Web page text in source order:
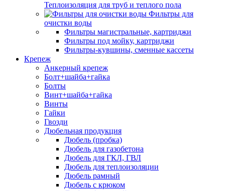
Теплоизоляция для труб и теплого пола
Фильтры для
очистки воды
Фильтры магистральные, картриджи
Фильтры под мойку, картриджи
Фильтры-кувшины, сменные кассеты
Крепеж
Анкерный крепеж
Болт+шайба+гайка
Болты
Винт+шайба+гайка
Винты
Гайки
Гвозди
Дюбельная продукция
Дюбель (пробка)
Дюбель для газобетона
Дюбель для ГКЛ, ГВЛ
Дюбель для теплоизоляции
Дюбель рамный
Дюбель с крюком